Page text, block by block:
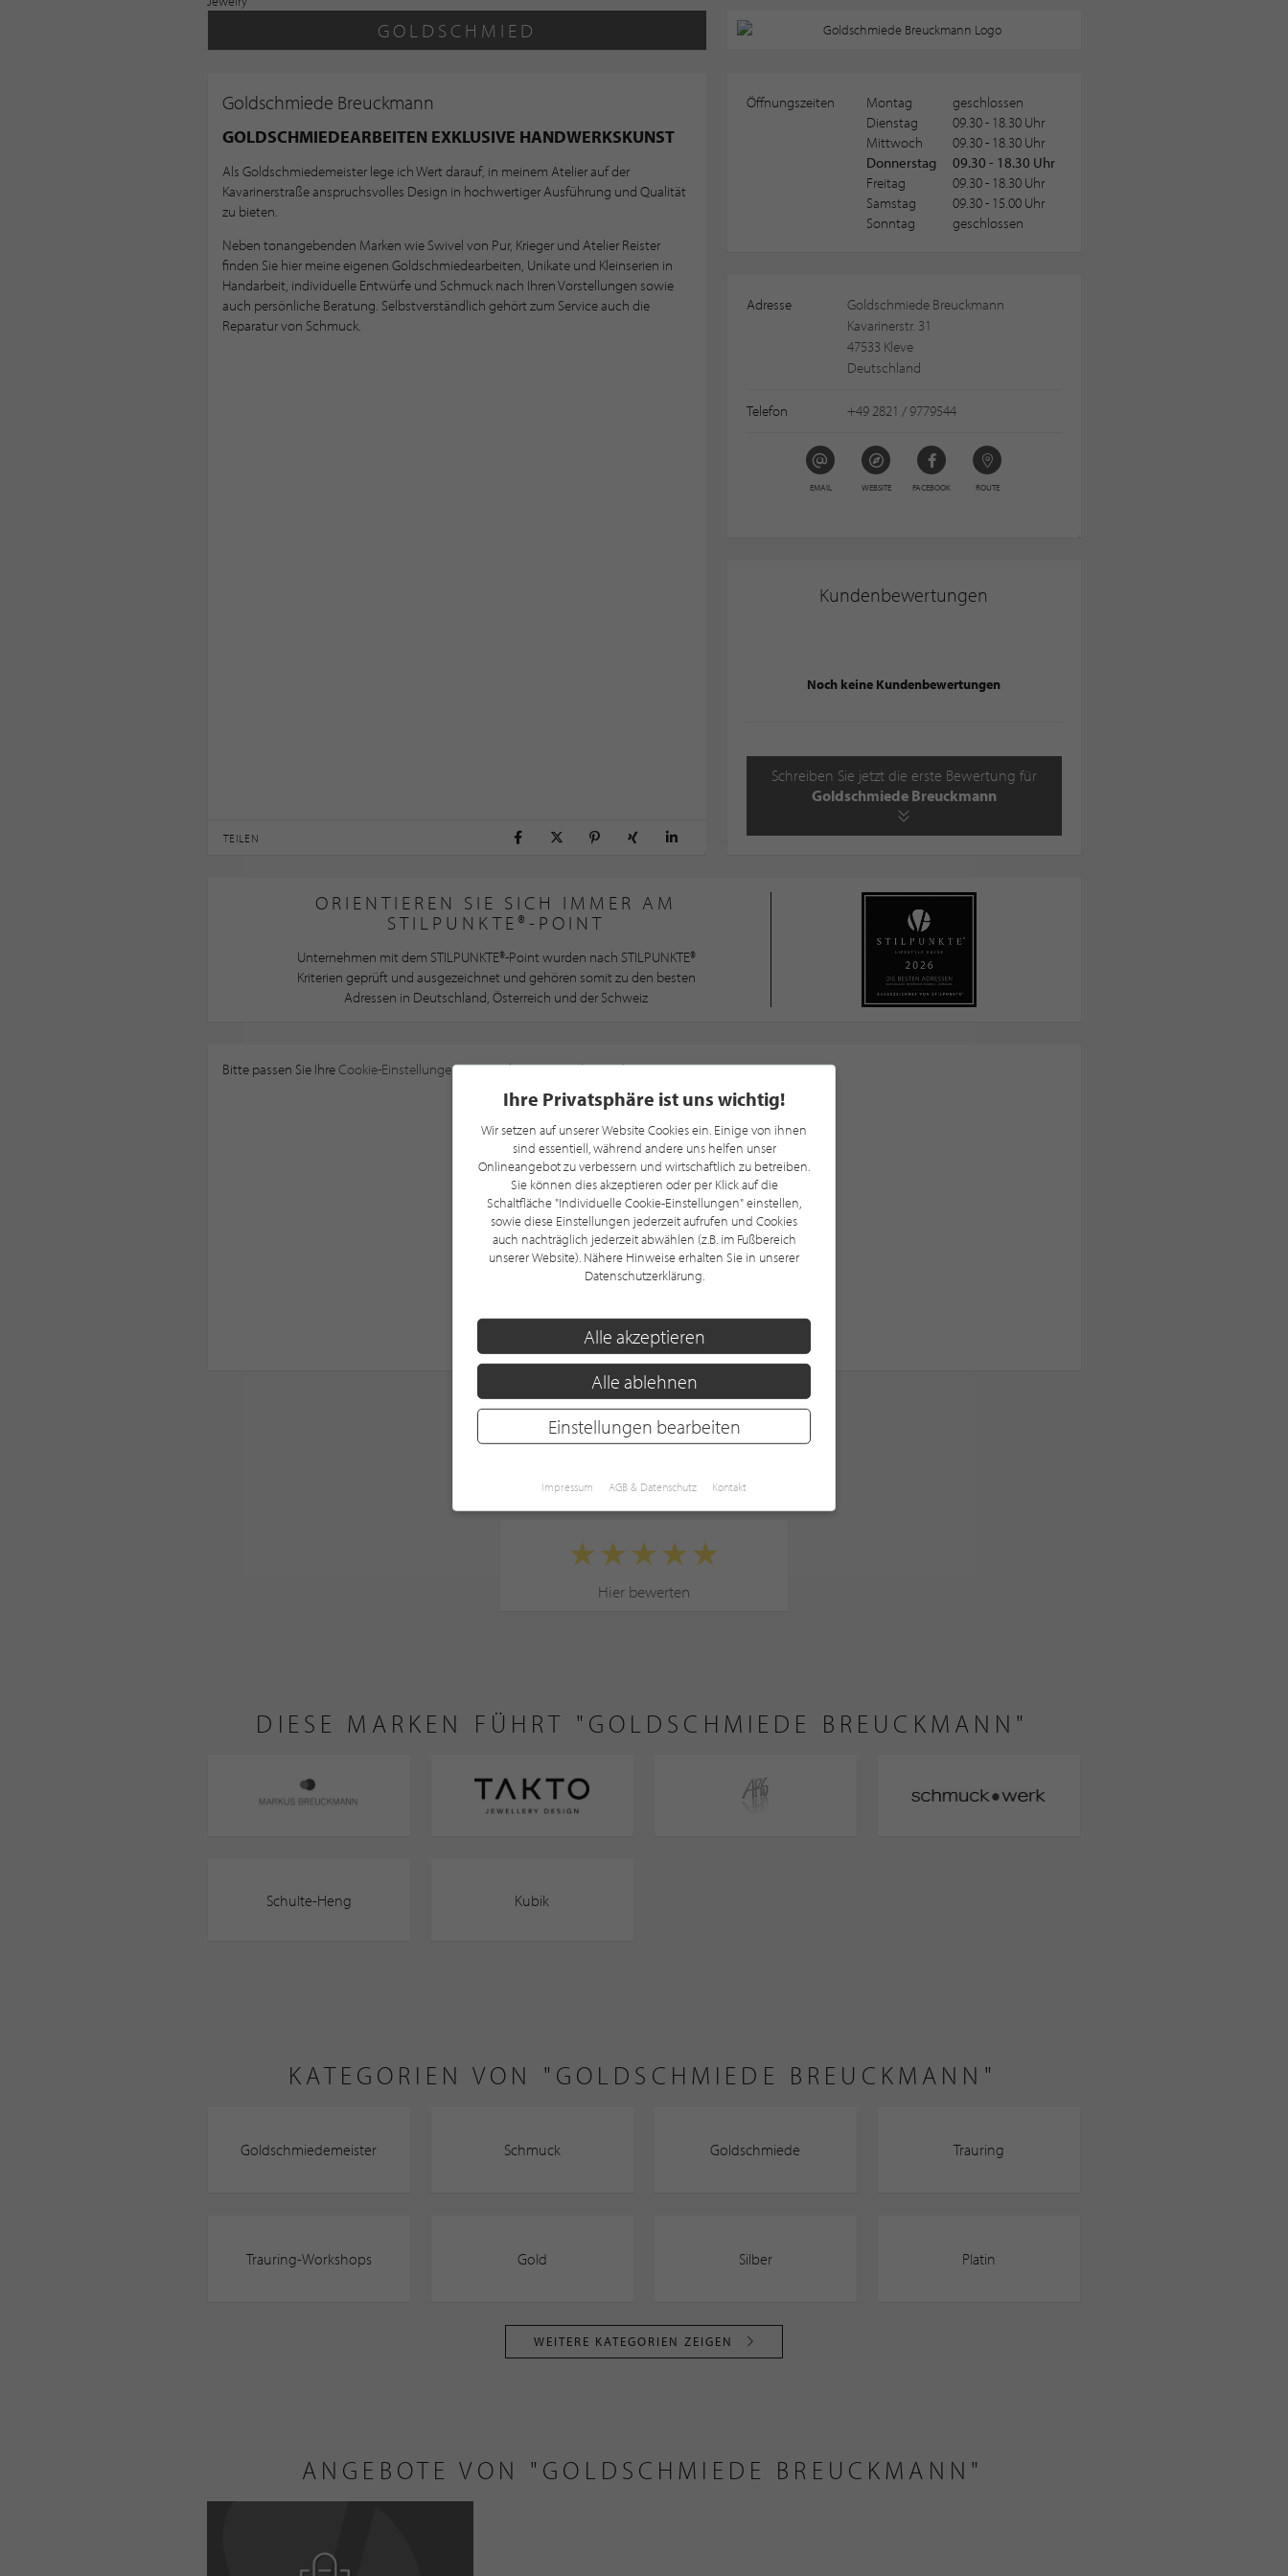
GOLDSCHMIED
Goldschmiede Breuckmann
GOLDSCHMIEDEARBEITEN EXKLUSIVE HANDWERKSKUNST
Als Goldschmiedemeister lege ich Wert darauf, in meinem Atelier auf der
Kavarinerstraße anspruchsvolles Design in hochwertiger Ausführung und Qualität
zu bieten.
Neben tonangebenden Marken wie Swivel von Pur, Krieger und Atelier Reister
finden Sie hier meine eigenen Goldschmiedearbeiten, Unikate und Kleinserien in
Handarbeit, individuelle Entwürfe und Schmuck nach Ihren Vorstellungen sowie
auch persönliche Beratung. Selbstverständlich gehört zum Service auch die
Reparatur von Schmuck.
TEILEN
Öffnungszeiten Montag
geschlossen
Dienstag
09.30 - 18.30 Uhr
Mittwoch
09.30 - 18.30 Uhr
Donnerstag
09.30 - 18.30 Uhr
Freitag
09.30 - 18.30 Uhr
Samstag
09.30 - 15.00 Uhr
Sonntag
geschlossen
Adresse
Goldschmiede Breuckmann
Kavarinerstr. 31
47533 Kleve
Deutschland
Telefon +49 2821 / 9779544
EMAIL WEBSITE FACEBOOK ROUTE
Kundenbewertungen
Noch keine Kundenbewertungen
Schreiben Sie jetzt die erste Bewertung für
Goldschmiede Breuckmann
ORIENTIEREN SIE SICH IMMER AM
STILPUNKTE®-POINT
Unternehmen mit dem STILPUNKTE®-Point wurden nach STILPUNKTE®
Kriterien geprüft und ausgezeichnet und gehören somit zu den besten
Adressen in Deutschland, Österreich und der Schweiz
Bitte passen Sie IhreCookie-Einstellungenan, um diese Karte sehen zu können.
KUNDENBEWERTUNGEN
Hier bewerten
DIESE MARKEN FÜHRT "GOLDSCHMIEDE BREUCKMANN"
Schulte-Heng Kubik
KATEGORIEN VON "GOLDSCHMIEDE BREUCKMANN"
Goldschmiedemeister Schmuck Goldschmiede Trauring
Trauring-Workshops Gold Silber Platin
WEITERE KATEGORIEN ZEIGEN
ANGEBOTE VON "GOLDSCHMIEDE BREUCKMANN"
Ihre Privatsphäre ist uns wichtig!
Wir setzen auf unserer Website Cookies ein. Einige von ihnen
sind essentiell, während andere uns helfen unser
Onlineangebot zu verbessern und wirtschaftlich zu betreiben.
Sie können dies akzeptieren oder per Klick auf die
Schaltfläche "Individuelle Cookie-Einstellungen" einstellen,
sowie diese Einstellungen jederzeit aufrufen und Cookies
auch nachträglich jederzeit abwählen (z.B. im Fußbereich
unserer Website). Nähere Hinweise erhalten Sie in unserer
Datenschutzerklärung.
Alle akzeptieren
Alle ablehnen
Einstellungen bearbeiten
Impressum AGB & Datenschutz Kontakt